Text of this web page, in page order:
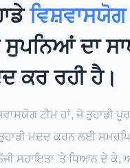
ਵਿਸ਼ਵਾਸਯੋਗ
ਸੁਪਨਿਆਂ ਦਾ
ਕਰ ਰਹੀ ਹੈ।
ਟੀਮ ਹਾਂ, ਜੋ ਤੁਹਾਡੀ
ਮਦਦ ਕਰਨ ਲਈ
ਸਹਾਇਤਾ 'ਤੇ ਧਿਆਨ ਦੇ ਕੇ,